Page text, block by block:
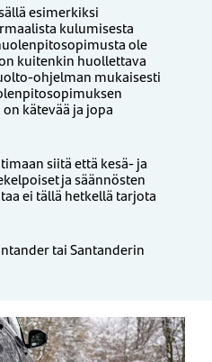
esimerkiksi
kulumisesta
ole
kuitenkin huollettava
ohjelman mukaisesti
kätevää ja jopa
siitä että kesä- ja
ja säännösten
ei tällä hetkellä tarjota
tai Santanderin